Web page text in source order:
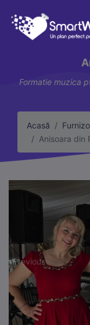
Formatie muzica
Acasă
Anisoara din
Previous